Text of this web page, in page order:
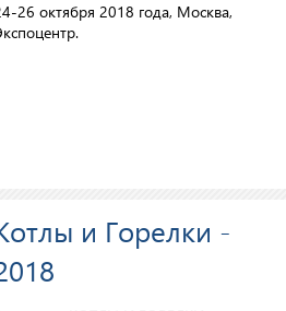
26 октября 2018 года, Москва,
и Горелки -